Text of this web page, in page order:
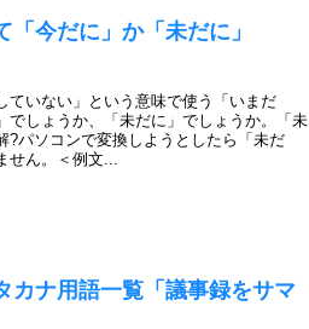
「今だに」か「未だに」
ていない」という意味で使う「いまだ
でしょうか、「未だに」でしょうか。「未
?パソコンで変換しようとしたら「未だ
せん。＜例文...
カナ用語一覧「議事録をサマ